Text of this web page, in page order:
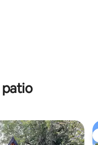
402 reseñas
patio